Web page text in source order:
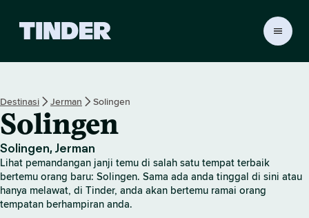
a
n
U
a
m
a
T
Destinasi Jerman Solingen
Solingen
Solingen, Jerman
Lihat pemandangan janji temu di salah satu tempat terbaik
bertemu orang baru: Solingen. Sama ada anda tinggal di sini atau
hanya melawat, di Tinder, anda akan bertemu ramai orang
tempatan berhampiran anda.